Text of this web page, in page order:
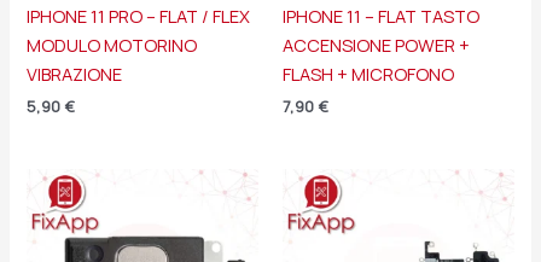
IPHONE 11 PRO – FLAT / FLEX
MODULO MOTORINO
VIBRAZIONE
5,90 €
IPHONE 11 – FLAT TASTO
ACCENSIONE POWER +
FLASH + MICROFONO
7,90 €